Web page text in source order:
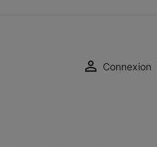
 Connexion